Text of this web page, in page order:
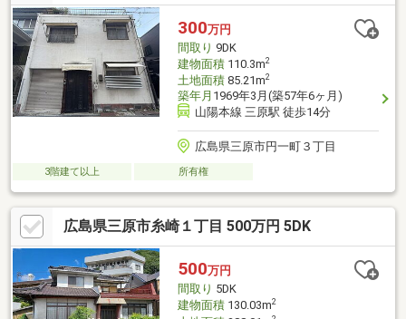
300万円
間取り 9DK
建物面積110.3m2
土地面積85.21m2
築年月 1969年3月(築57年6ヶ月)
山陽本線 三原駅 徒歩14分
広島県三原市円一町３丁目
3階建て以上 所有権
広島県三原市糸崎１丁目 500万円 5DK
500万円
間取り 5DK
建物面積130.03m2